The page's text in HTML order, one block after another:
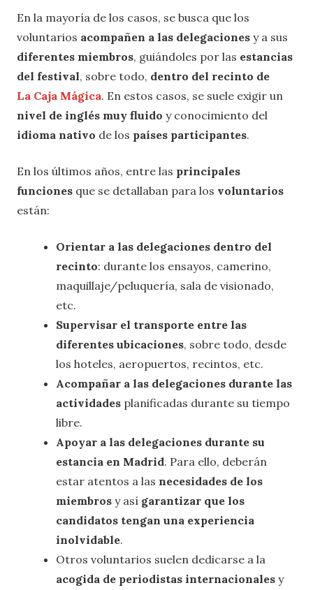
En la mayoría de los casos, se busca que los
voluntarios acompañen a las delegaciones y a sus
diferentes miembros, guiándoles por las estancias
del festival, sobre todo, dentro del recinto de
La Caja Mágica. En estos casos, se suele exigir un
nivel de inglés muy fluido y conocimiento del
idioma nativo de los países participantes.
En los últimos años, entre las principales
funciones que se detallaban para los voluntarios
están:
Orientar a las delegaciones dentro del
recinto: durante los ensayos, camerino,
maquillaje/peluquería, sala de visionado,
etc.
Supervisar el transporte entre las
diferentes ubicaciones, sobre todo, desde
los hoteles, aeropuertos, recintos, etc.
Acompañar a las delegaciones durante las
actividades planificadas durante su tiempo
libre.
Apoyar a las delegaciones durante su
estancia en Madrid. Para ello, deberán
estar atentos a las necesidades de los
miembros y así garantizar que los
candidatos tengan una experiencia
inolvidable.
Otros voluntarios suelen dedicarse a la
acogida de periodistas internacionales y